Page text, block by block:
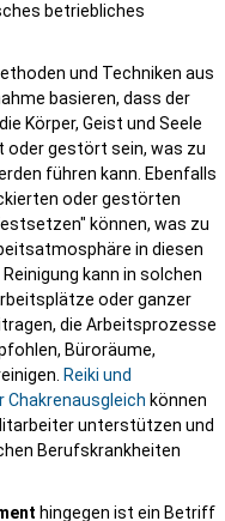
betriebliches
und Techniken aus
basieren, dass der
Körper, Geist und Seele
oder gestört sein, was zu
führen kann. Ebenfalls
oder gestörten
können, was zu
in diesen
kann in solchen
oder ganzer
die Arbeitsprozesse
Büroräume,
Reiki und
Chakrenausgleich können
unterstützen und
Berufskrankheiten
hingegen ist ein Betriff